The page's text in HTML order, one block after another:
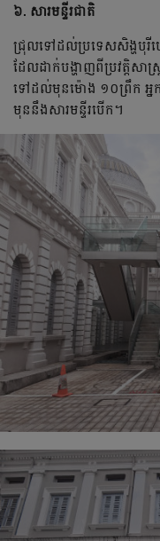
៦. សារមន្ទីរជាតិ
ជ្រុល​ទៅ​ដល់​ប្រទេស​សិង្ហបុរី​ហ
ដែល​​ដាក់​បង្ហាញ​​ពី​ប្រវត្តិសាស្
ទៅ​ដល់​មុន​ម៉ោង ១០​ព្រឹក​ អ្ន
មុន​នឹង​សារមន្ទីរ​បើក។ ​